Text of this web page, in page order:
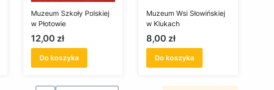
Muzeum Szkoły Polskiej
w Płotowie
Cena
12,00 zł
Do koszyka
Muzeum Wsi Słowińskiej
w Klukach
Cena
8,00 zł
Do koszyka